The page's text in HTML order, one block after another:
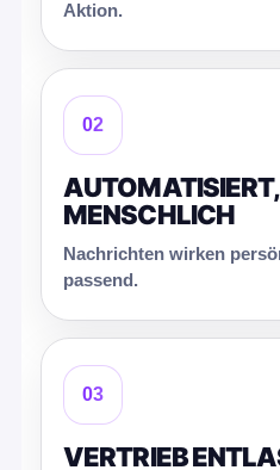
Aktion.
02
MENSCHLICH
Nachrichten wirken
passend.
03
VERTRIEB